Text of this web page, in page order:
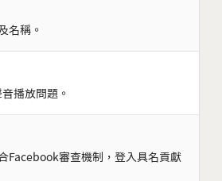
名稱。
播放問題。
Facebook審查機制，登入具名貢獻